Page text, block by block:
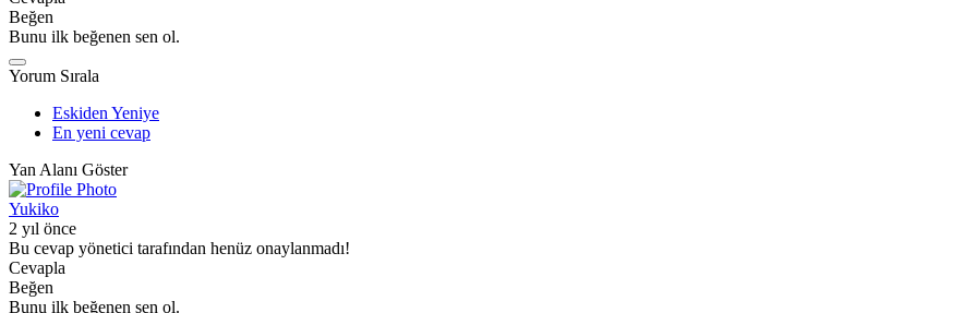
Beğen
Bunu ilk beğenen sen ol.
Yorum Sırala
Eskiden Yeniye
En yeni cevap
Yan Alanı Göster
Yukiko
2 yıl önce
Bu cevap yönetici tarafından henüz onaylanmadı!
Cevapla
Beğen
Bunu ilk beğenen sen ol.